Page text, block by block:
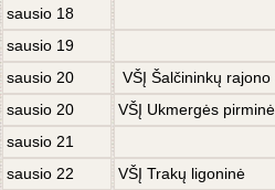
sausio 18
sausio 19
sausio 20
VŠĮ Šalčininkų
sausio 20
VŠĮ Ukmergės
sausio 21
sausio 22
VŠĮ Trakų ligoninė